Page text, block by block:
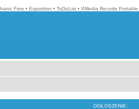
Free • Exportizer • ToDoList • XMedia Recode Portable
OGŁOSZENIE: